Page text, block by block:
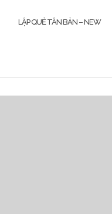
LẬP QUẺ TÂN BẢN – NEW